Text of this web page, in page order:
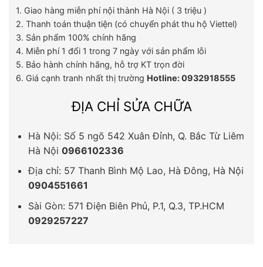
1. Giao hàng miễn phí nội thành Hà Nội ( 3 triệu )
2. Thanh toán thuận tiện (có chuyển phát thu hộ Viettel)
3. Sản phẩm 100% chính hãng
4. Miễn phí 1 đổi 1 trong 7 ngày với sản phẩm lỗi
5. Bảo hành chính hãng, hỗ trợ KT trọn đời
6. Giá cạnh tranh nhất thị trường Hotline: 0932918555
ĐỊA CHỈ SỬA CHỮA
Hà Nội: Số 5 ngõ 542 Xuân Đỉnh, Q. Bắc Từ Liêm
Hà Nội 0966102336
Địa chỉ: 57 Thanh Bình Mộ Lao, Hà Đông, Hà Nội
0904551661
Sài Gòn: 571 Điện Biên Phủ, P.1, Q.3, TP.HCM
0929257227